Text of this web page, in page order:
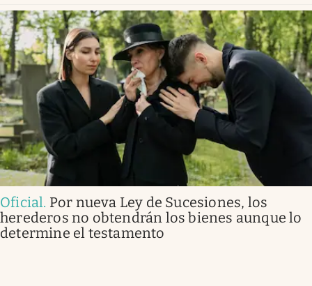
Oficial. Por nueva Ley de Sucesiones, los
herederos no obtendrán los bienes aunque lo
determine el testamento